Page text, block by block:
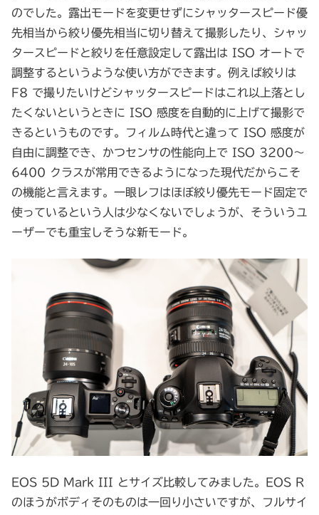
のでした。露出モードを変更せずにシャッタースピード優
先相当から絞り優先相当に切り替えて撮影したり、シャッ
タースピードと絞りを任意設定して露出は ISO オートで
調整するというような使い方ができます。例えば絞りは
F8 で撮りたいけどシャッタースピードはこれ以上落とし
たくないというときに ISO 感度を自動的に上げて撮影で
きるというものです。フィルム時代と違って ISO 感度が
自由に調整でき、かつセンサの性能向上で ISO 3200～
6400 クラスが常用できるようになった現代だからこそ
の機能と言えます。一眼レフはほぼ絞り優先モード固定で
使っているという人は少なくないでしょうが、そういうユ
ーザーでも重宝しそうな新モード。
EOS 5D Mark III とサイズ比較してみました。EOS R
のほうがボディそのものは一回り小さいですが、フルサイ